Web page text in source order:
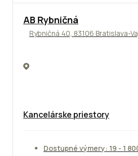
AB Rybničná
Rybničná 40, 83106 Bratislava-
Kancelárske priestory
Dostupné výmery: 19 - 1